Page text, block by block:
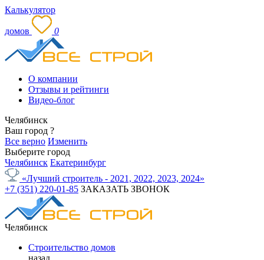
Калькулятор
домов 0
О компании
Отзывы и рейтинги
Видео-блог
Челябинск
Ваш город ?
Все верно Изменить
Выберите город
Челябинск Екатеринбург
«Лучший строитель - 2021, 2022, 2023, 2024»
+7 (351) 220-01-85 ЗАКАЗАТЬ ЗВОНОК
Челябинск
Строительство домов
назад